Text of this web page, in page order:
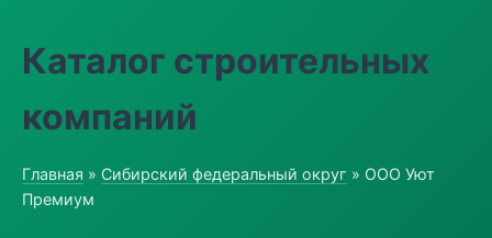
Каталог строительных
компаний
Главная » Сибирский федеральный округ » ООО Уют
Премиум